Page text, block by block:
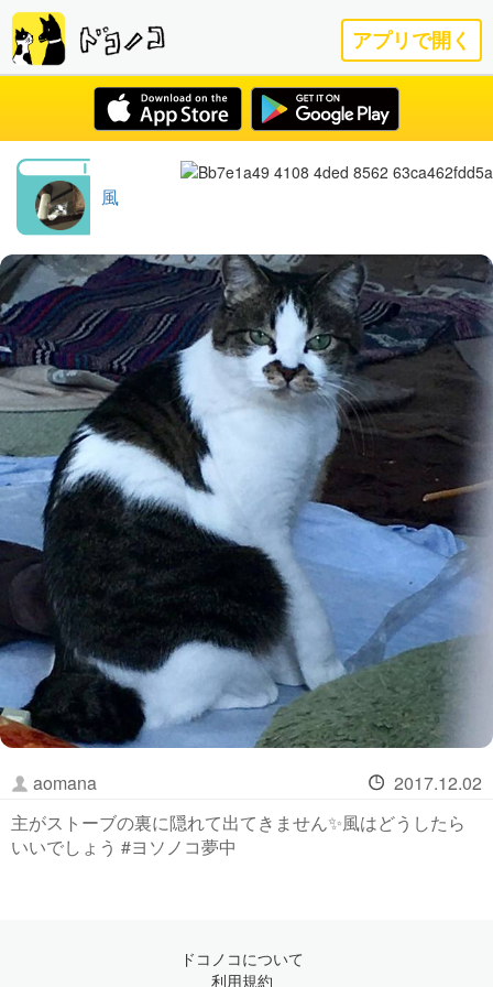
アプリで開く
風
aomana
2017.12.02
主がストーブの裏に隠れて出てきません✨風はどうしたら
いいでしょう #ヨソノコ夢中
ドコノコについて
利用規約